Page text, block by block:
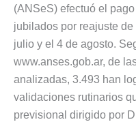
(ANSeS) efectuó el
jubilados por reajuste
julio y el 4 de agosto.
www.anses.gob.ar, de
analizadas, 3.493 han
validaciones rutinarios
previsional dirigido por